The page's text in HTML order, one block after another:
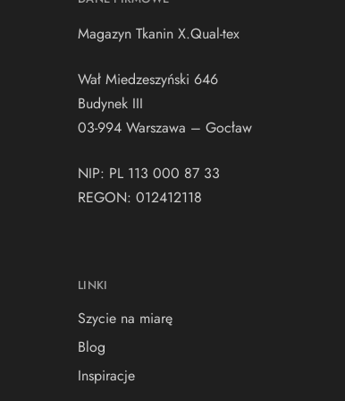
Magazyn Tkanin X.Qual-tex
Wał Miedzeszyński 646
Budynek III
03-994 Warszawa – Gocław
NIP: PL 113 000 87 33
REGON: 012412118
LINKI
Szycie na miarę
Blog
Inspiracje